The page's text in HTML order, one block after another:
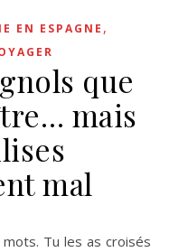
EN ESPAGNE ,
que
mais
mal